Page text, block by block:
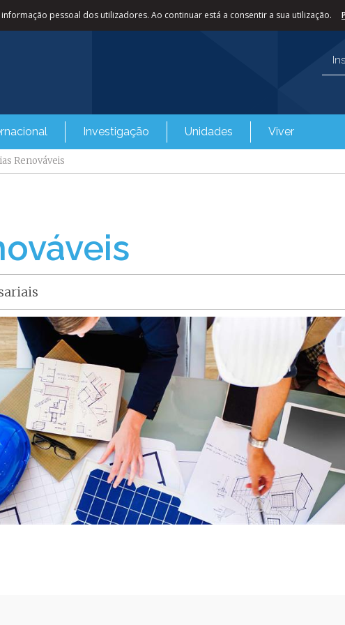
pessoal dos utilizadores. Ao continuar está a consentir a sua utilização.
Investigação Unidades Viver
Renováveis